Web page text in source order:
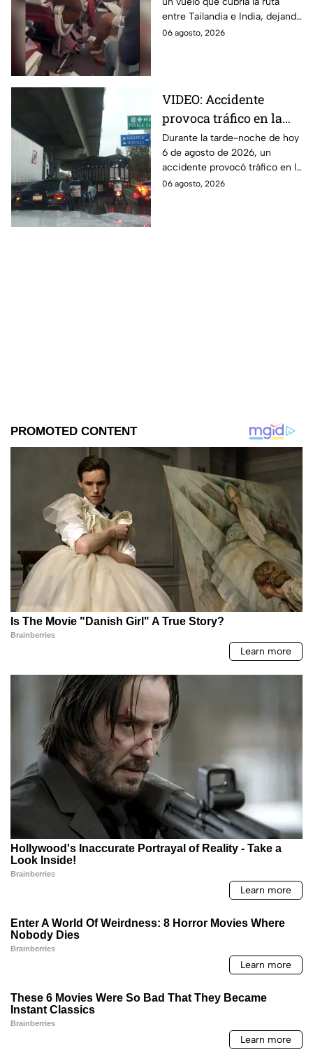
en India; reportan 17
pasajeros lesionados
entre Tailandia e India, dejando
a personas lesionadas. El
06 agosto, 2026
VIDEO: Accidente
provoca tráfico en la
autopista México-
Puebla HOY
Durante la tarde-noche de hoy
6 de agosto de 2026, un
accidente provocó tráfico en la
autopista México-Puebla. Aquí
06 agosto, 2026